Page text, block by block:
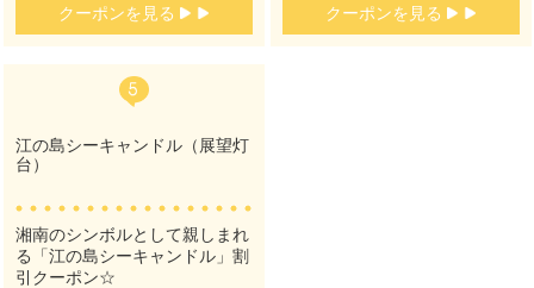
クーポンを見る クーポンを見る
江の島シーキャンドル（展望灯
台）
湘南のシンボルとして親しまれ
る「江の島シーキャンドル」割
引クーポン☆